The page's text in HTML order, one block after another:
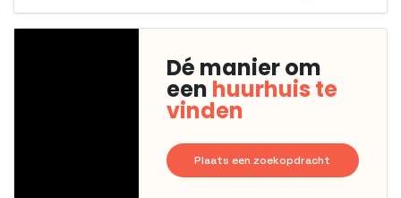
Dé manier om
een huurhuis te
vinden
Plaats een zoekopdracht